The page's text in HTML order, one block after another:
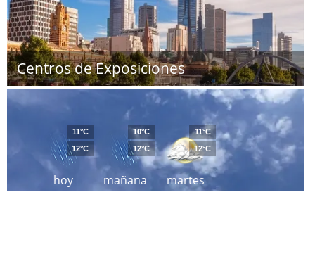
Centros de Exposiciones
hoy
11°C
12°C
mañana
10°C
12°C
martes
11°C
12°C